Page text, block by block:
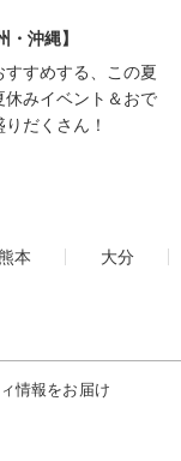
沖縄】
すめする、この夏
みイベント＆おで
だくさん！
本
大分
情報をお届け